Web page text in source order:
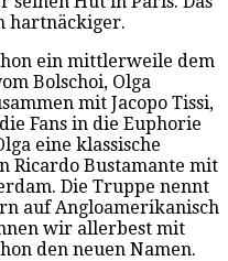
hartnäckiger.
ein mittlerweile dem
Bolschoi, Olga
mit Jacopo Tissi,
Fans in die Euphorie
eine klassische
Ricardo Bustamante mit
Die Truppe nennt
auf Angloamerikanisch
wir allerbest mit
den neuen Namen.